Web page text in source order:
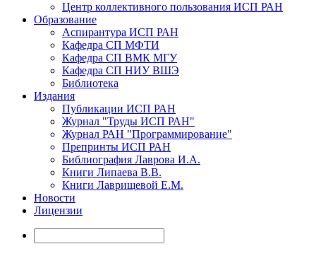
Центр коллективного пользования ИСП РАН
Образование
Аспирантура ИСП РАН
Кафедра СП МФТИ
Кафедра СП ВМК МГУ
Кафедра СП НИУ ВШЭ
Библиотека
Издания
Публикации ИСП РАН
Журнал "Труды ИСП РАН"
Журнал РАН "Программирование"
Препринты ИСП РАН
Библиография Лаврова И.А.
Книги Липаева В.В.
Книги Лаврищевой Е.М.
Новости
Лицензии